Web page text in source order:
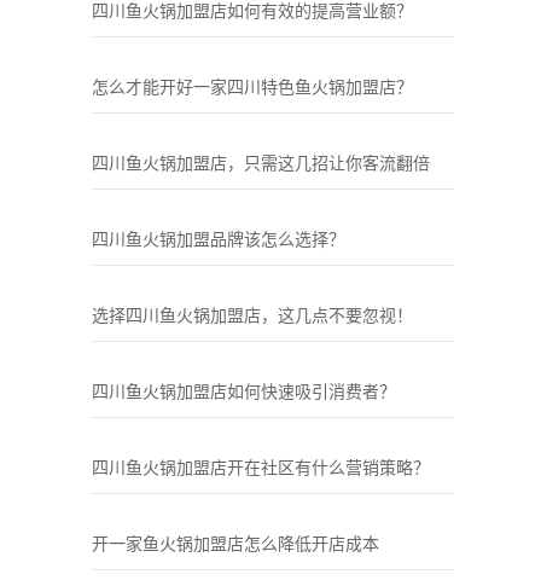
四川鱼火锅加盟店如何有效的提高营业额？
怎么才能开好一家四川特色鱼火锅加盟店？
四川鱼火锅加盟店，只需这几招让你客流翻倍
四川鱼火锅加盟品牌该怎么选择？
选择四川鱼火锅加盟店，这几点不要忽视！
四川鱼火锅加盟店如何快速吸引消费者？
四川鱼火锅加盟店开在社区有什么营销策略？
开一家鱼火锅加盟店怎么降低开店成本